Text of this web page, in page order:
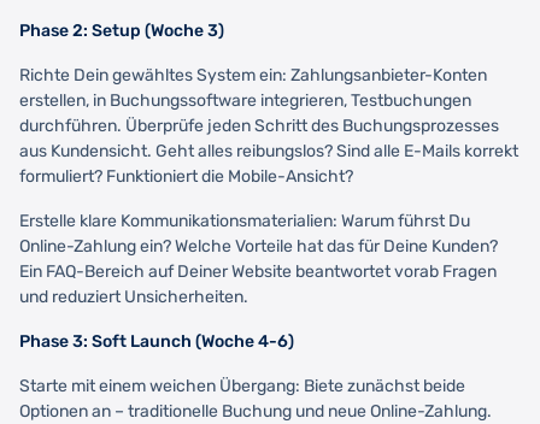
Phase 2: Setup (Woche 3)
Richte Dein gewähltes System ein: Zahlungsanbieter-Konten
erstellen, in Buchungssoftware integrieren, Testbuchungen
durchführen. Überprüfe jeden Schritt des Buchungsprozesses
aus Kundensicht. Geht alles reibungslos? Sind alle E-Mails korrekt
formuliert? Funktioniert die Mobile-Ansicht?
Erstelle klare Kommunikationsmaterialien: Warum führst Du
Online-Zahlung ein? Welche Vorteile hat das für Deine Kunden?
Ein FAQ-Bereich auf Deiner Website beantwortet vorab Fragen
und reduziert Unsicherheiten.
Phase 3: Soft Launch (Woche 4-6)
Starte mit einem weichen Übergang: Biete zunächst beide
Optionen an – traditionelle Buchung und neue Online-Zahlung.